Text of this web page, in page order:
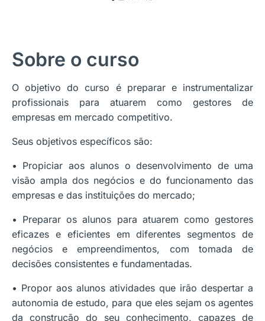
Sobre o curso
O objetivo do curso é preparar e instrumentalizar
profissionais para atuarem como gestores de
empresas em mercado competitivo.
Seus objetivos específicos são:
• Propiciar aos alunos o desenvolvimento de uma
visão ampla dos negócios e do funcionamento das
empresas e das instituições do mercado;
• Preparar os alunos para atuarem como gestores
eficazes e eficientes em diferentes segmentos de
negócios e empreendimentos, com tomada de
decisões consistentes e fundamentadas.
• Propor aos alunos atividades que irão despertar a
autonomia de estudo, para que eles sejam os agentes
da construção do seu conhecimento, capazes de